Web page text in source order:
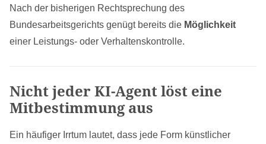
Nach der bisherigen Rechtsprechung des
Bundesarbeitsgerichts genügt bereits die Möglichkeit
einer Leistungs- oder Verhaltenskontrolle.
Nicht jeder KI-Agent löst eine
Mitbestimmung aus
Ein häufiger Irrtum lautet, dass jede Form künstlicher